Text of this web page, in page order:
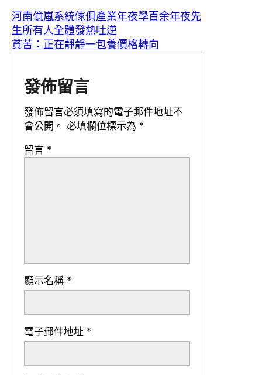
河南億嵐系統傢俱產業年夜學百余年夜先
生所有人全體發熱吐逆
貧苦：正在靜靜一包養價格轉向
發佈留言
發佈留言必須填寫的電子郵件地址不
會公開。 必填欄位標示為 *
留言 *
顯示名稱 *
電子郵件地址 *